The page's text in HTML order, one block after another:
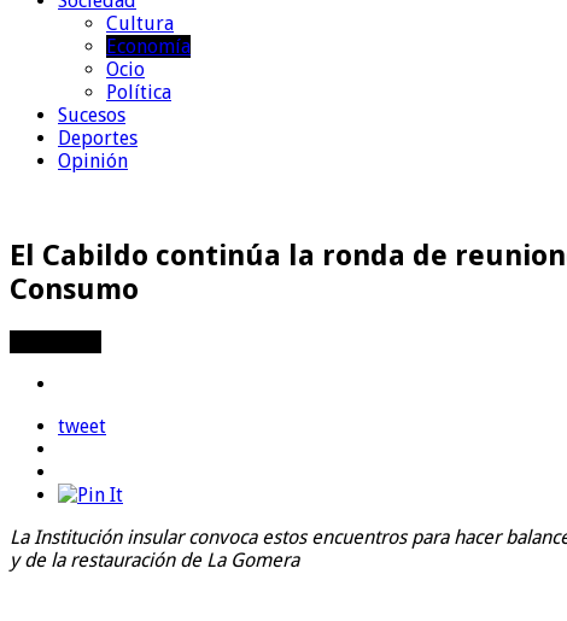
Cultura
Economía
Ocio
Política
Sucesos
Deportes
Opinión
El Cabildo continúa la ronda de
Consumo
tweet
La Institución insular convoca estos encuentros para hacer
y de la restauración de La Gomera